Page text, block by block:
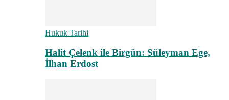
Hukuk Tarihi
Halit Çelenk ile Birgün: Süleyman Ege,
İlhan Erdost